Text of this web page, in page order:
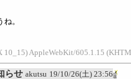
。
AppleWebKit/605.1.15
らせ akutsu 19/10/26(土) 23:56